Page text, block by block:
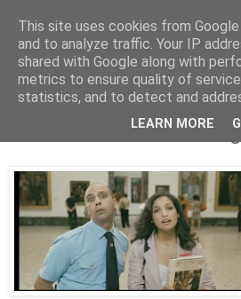
RECE FILM: Che bella
This site uses cookies from
and to analyze traffic. Your IP
shared with Google along with
metrics to ensure quality of
statistics, and to detect and
LEARN MORE